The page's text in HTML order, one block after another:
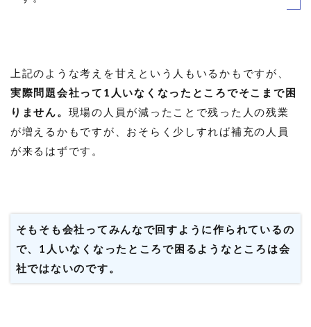
上記のような考えを甘えという人もいるかもですが、
実際問題会社って1人いなくなったところでそこまで困
りません。 現場の人員が減ったことで残った人の残業
が増えるかもですが、おそらく少しすれば補充の人員
が来るはずです。
そもそも会社ってみんなで回すように作られているの
で、1人いなくなったところで困るようなところは会
社ではないのです。